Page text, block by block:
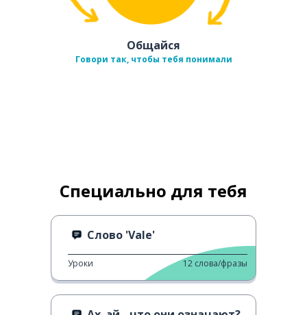
Общайся
Говори так, чтобы тебя понимали
Специально для тебя
Слово 'Vale'
Уроки 12 слова/фразы